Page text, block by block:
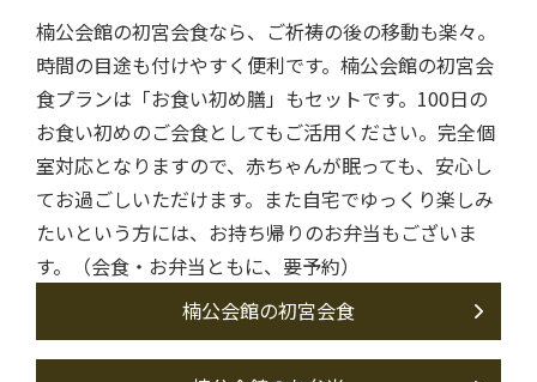
楠公会館の初宮会食なら、ご祈祷の後の移動も楽々。
時間の目途も付けやすく便利です。楠公会館の初宮会
食プランは「お食い初め膳」もセットです。100日の
お食い初めのご会食としてもご活用ください。完全個
室対応となりますので、赤ちゃんが眠っても、安心し
てお過ごしいただけます。また自宅でゆっくり楽しみ
たいという方には、お持ち帰りのお弁当もございま
す。（会食・お弁当ともに、要予約）
楠公会館の初宮会食